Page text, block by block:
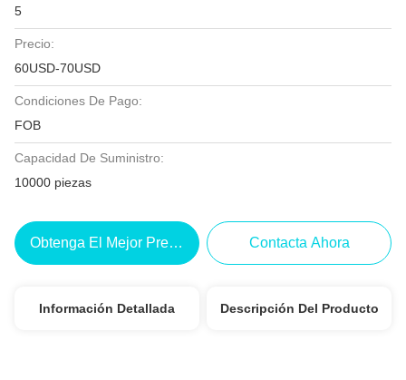
5
Precio:
60USD-70USD
Condiciones De Pago:
FOB
Capacidad De Suministro:
10000 piezas
Obtenga El Mejor Precio Contacta Ahora
Información Detallada Descripción Del Producto